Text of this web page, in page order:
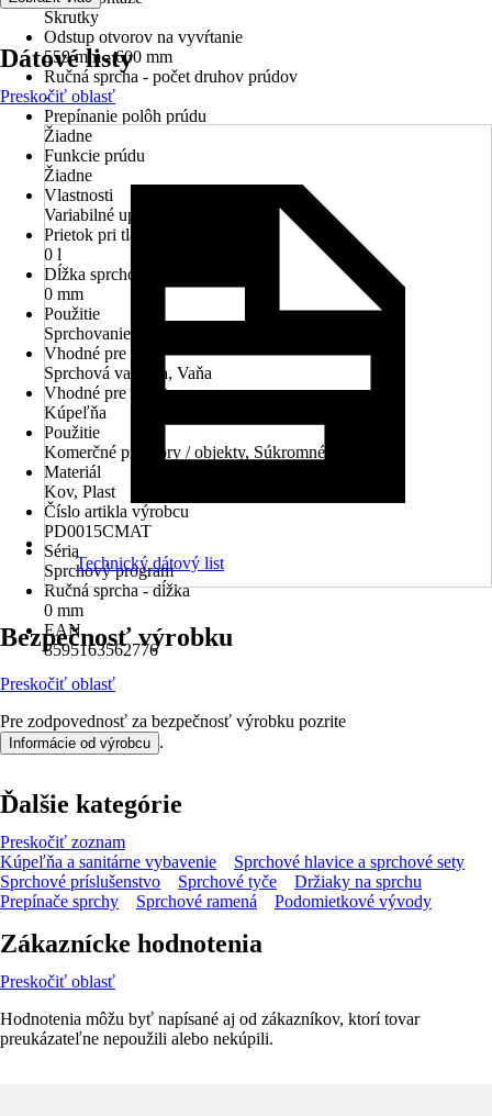
Skrutky
Odstup otvorov na vyvŕtanie
559 mm - 600 mm
Ručná sprcha - počet druhov prúdov
-
Prepínanie polôh prúdu
Žiadne
Funkcie prúdu
Žiadne
Vlastnosti
Variabilné upevnenie
Prietok pri tlaku 3 bary
0 l
Dĺžka sprchovej hadice
0 mm
Použitie
Sprchovanie
Vhodné pre
Sprchová vanička, Vaňa
Vhodné pre priestory
Kúpeľňa
Použitie
Komerčné priestory / objekty, Súkromné
Materiál
Kov, Plast
Číslo artikla výrobcu
PD0015CMAT
Séria
Sprchový program
Ručná sprcha - dĺžka
0 mm
EAN
8595163562776
Dátové listy
Preskočiť oblasť
Technický dátový list
Bezpečnosť výrobku
Preskočiť oblasť
Pre zodpovednosť za bezpečnosť výrobku pozrite
Informácie od výrobcu .
Ďalšie kategórie
Preskočiť zoznam
Kúpeľňa a sanitárne vybavenie
Sprchové hlavice a sprchové sety
Sprchové príslušenstvo
Sprchové tyče
Držiaky na sprchu
Prepínače sprchy
Sprchové ramená Podomietkové vývody
Zákaznícke hodnotenia
Preskočiť oblasť
Hodnotenia môžu byť napísané aj od zákazníkov, ktorí tovar
preukázateľne nepoužili alebo nekúpili.